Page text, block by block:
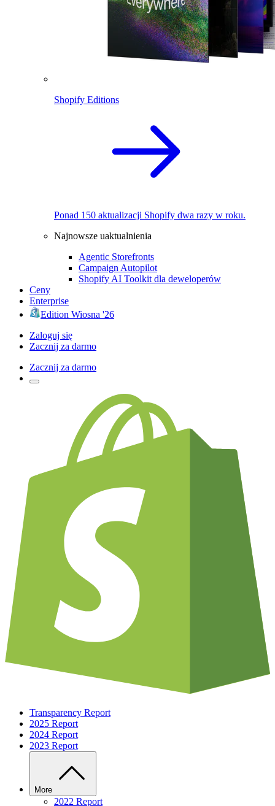
Shopify Editions
Ponad 150 aktualizacji Shopify dwa razy w roku.
Najnowsze uaktualnienia
Agentic Storefronts
Campaign Autopilot
Shopify AI Toolkit dla deweloperów
Ceny
Enterprise
Edition Wiosna '26
Zaloguj się
Zacznij za darmo
Zacznij za darmo
Transparency Report
2025 Report
2024 Report
2023 Report
More
2022 Report